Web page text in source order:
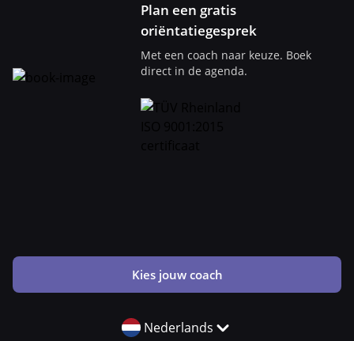
Plan een gratis
oriëntatiegesprek
Met een coach naar keuze. Boek
direct in de agenda.
Kies jouw coach
Nederlands